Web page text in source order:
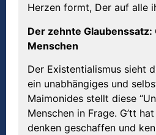
Herzen formt, Der auf alle
Der zehnte Glaubenssatz:
Menschen
Der Existentialismus sieht
ein unabhängiges und
Maimonides stellt diese
Menschen in Frage. G’tt
denken geschaffen und